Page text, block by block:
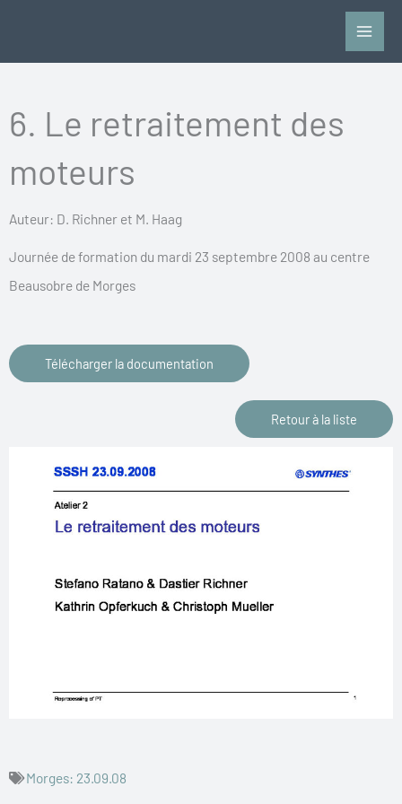
6. Le retraitement des
moteurs
Auteur: D. Richner et M. Haag
Journée de formation du mardi 23 septembre 2008 au centre
Beausobre de Morges
Télécharger la documentation
Retour à la liste
Morges: 23.09.08